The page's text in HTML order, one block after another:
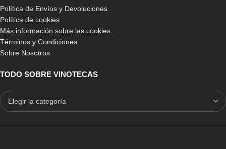
Política de Envíos y Devoluciones
Política de cookies
Más información sobre las cookies
Términos y Condiciones
Sobre Nosotros
TODO SOBRE VINOTECAS